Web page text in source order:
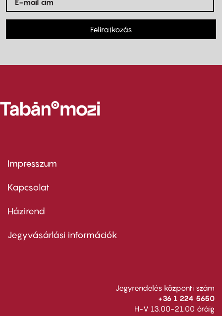
Feliratkozás
Footer
first
Impresszum
Kapcsolat
Footer
second
Házirend
Jegyvásárlási információk
Jegyrendelés központi szám
+36 1 224 5650
H-V 13.00-21.00 óráig